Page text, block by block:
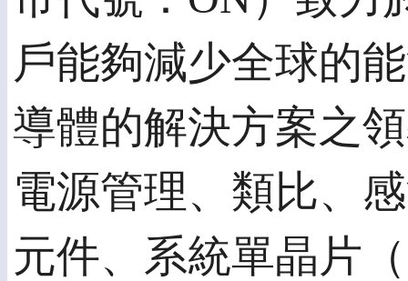
戶能夠減少全球的
導體的解決方案之
電源管理、類比、
元件、系統單晶片